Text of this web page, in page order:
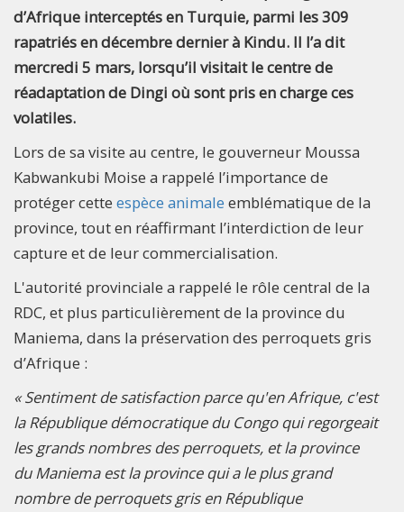
d’Afrique interceptés en Turquie, parmi les 309
rapatriés en décembre dernier à Kindu. Il l’a dit
mercredi 5 mars, lorsqu’il visitait le centre de
réadaptation de Dingi où sont pris en charge ces
volatiles.
Lors de sa visite au centre, le gouverneur Moussa
Kabwankubi Moise a rappelé l’importance de
protéger cette espèce animale emblématique de la
province, tout en réaffirmant l’interdiction de leur
capture et de leur commercialisation.
L'autorité provinciale a rappelé le rôle central de la
RDC, et plus particulièrement de la province du
Maniema, dans la préservation des perroquets gris
d’Afrique :
« Sentiment de satisfaction parce qu'en Afrique, c'est
la République démocratique du Congo qui regorgeait
les grands nombres des perroquets, et la province
du Maniema est la province qui a le plus grand
nombre de perroquets gris en République